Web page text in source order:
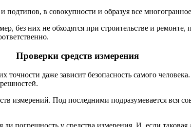
в совокупности и образуя все
без них не обходятся при строительстве и
Проверки средств измерения
точности даже зависит безопасность самого
измерений. Под последними подразумевается вся
погрешность у средства измерения. И, если таковая